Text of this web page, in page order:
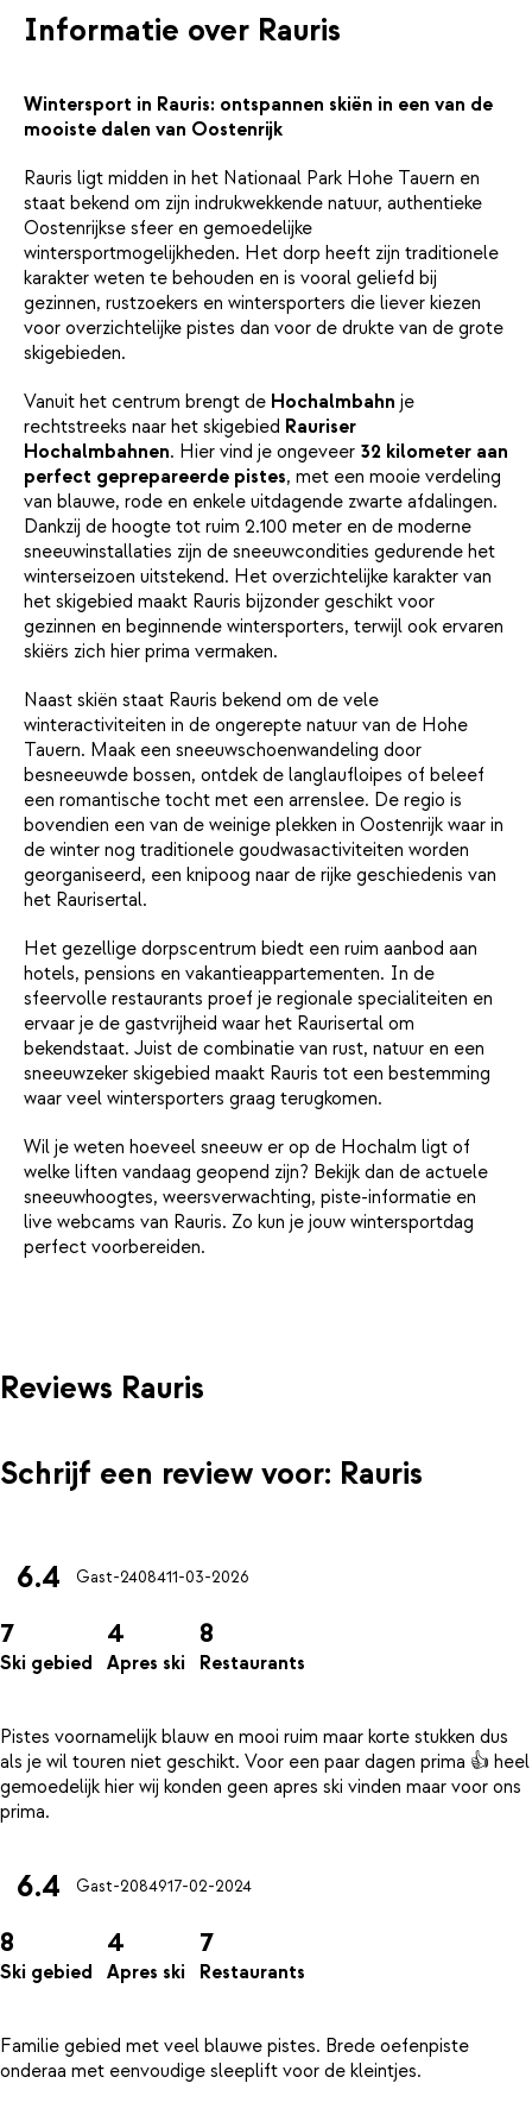
speelmogelijkheden in het resort. Ook het restaurant zit in
hetzelfde complex, ideaal voor wie geen zin heeft om nog de
tweeën reist, alles voelt hier dichtbij en gemakkelijk. Terwijl je de
frisse berglucht inademt en de gondels bijna kunt aanraken,
begint het vakantiegevoel meteen.
Informatie over Rauris
Wintersport in Rauris: ontspannen skiën in een van de
mooiste dalen van Oostenrijk
Rauris ligt midden in het Nationaal Park Hohe Tauern en
staat bekend om zijn indrukwekkende natuur, authentieke
Oostenrijkse sfeer en gemoedelijke
wintersportmogelijkheden. Het dorp heeft zijn traditionele
karakter weten te behouden en is vooral geliefd bij
gezinnen, rustzoekers en wintersporters die liever kiezen
voor overzichtelijke pistes dan voor de drukte van de grote
skigebieden.
Vanuit het centrum brengt de Hochalmbahn je
rechtstreeks naar het skigebied Rauriser
Hochalmbahnen. Hier vind je ongeveer 32 kilometer aan
perfect geprepareerde pistes, met een mooie verdeling
van blauwe, rode en enkele uitdagende zwarte afdalingen.
Dankzij de hoogte tot ruim 2.100 meter en de moderne
sneeuwinstallaties zijn de sneeuwcondities gedurende het
winterseizoen uitstekend. Het overzichtelijke karakter van
het skigebied maakt Rauris bijzonder geschikt voor
gezinnen en beginnende wintersporters, terwijl ook ervaren
skiërs zich hier prima vermaken.
Naast skiën staat Rauris bekend om de vele
winteractiviteiten in de ongerepte natuur van de Hohe
Tauern. Maak een sneeuwschoenwandeling door
besneeuwde bossen, ontdek de langlaufloipes of beleef
een romantische tocht met een arrenslee. De regio is
bovendien een van de weinige plekken in Oostenrijk waar in
de winter nog traditionele goudwasactiviteiten worden
georganiseerd, een knipoog naar de rijke geschiedenis van
het Raurisertal.
Het gezellige dorpscentrum biedt een ruim aanbod aan
hotels, pensions en vakantieappartementen. In de
sfeervolle restaurants proef je regionale specialiteiten en
ervaar je de gastvrijheid waar het Raurisertal om
bekendstaat. Juist de combinatie van rust, natuur en een
sneeuwzeker skigebied maakt Rauris tot een bestemming
waar veel wintersporters graag terugkomen.
Wil je weten hoeveel sneeuw er op de Hochalm ligt of
welke liften vandaag geopend zijn? Bekijk dan de actuele
sneeuwhoogtes, weersverwachting, piste-informatie en
live webcams van Rauris. Zo kun je jouw wintersportdag
perfect voorbereiden.
Reviews Rauris
Schrijf een review voor: Rauris
6.4 Gast-2408411-03-2026
7
Ski gebied
4
Apres ski
8
Restaurants
Pistes voornamelijk blauw en mooi ruim maar korte stukken dus
als je wil touren niet geschikt. Voor een paar dagen prima 👍 heel
gemoedelijk hier wij konden geen apres ski vinden maar voor ons
6.4 Gast-2084917-02-2024
8
Ski gebied
4
Apres ski
7
Restaurants
Familie gebied met veel blauwe pistes. Brede oefenpiste